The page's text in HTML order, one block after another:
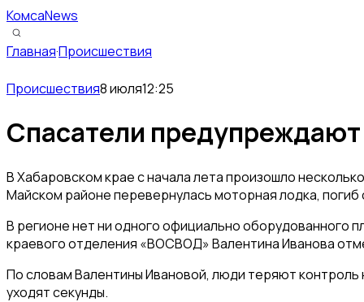
КомсаNews
Главная·Происшествия
Происшествия8 июля12:25
Спасатели предупреждают
В Хабаровском крае с начала лета произошло
Майском районе перевернулась моторная лодка, погиб
В регионе нет ни одного официально оборудованного
краевого отделения «ВОСВОД» Валентина Иванова
По словам Валентины Ивановой, люди теряют
уходят секунды.